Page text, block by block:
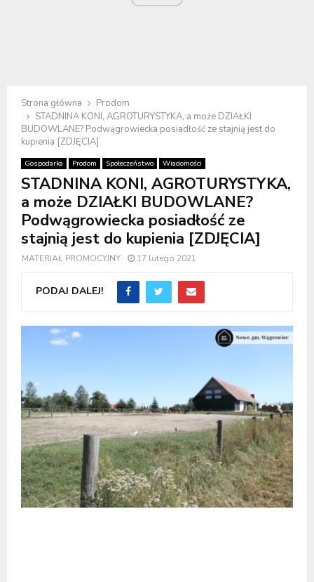
Strona główna
Prodom
STADNINA KONI, AGROTURYSTYKA, a może DZIAŁKI
BUDOWLANE? Podwągrowiecka posiadłość ze stajnią jest do
kupienia [ZDJĘCIA]
Gospodarka Prodom Społeczeństwo Wiadomości
STADNINA KONI, AGROTURYSTYKA,
a może DZIAŁKI BUDOWLANE?
Podwągrowiecka posiadłość ze
stajnią jest do kupienia [ZDJĘCIA]
MATERIAŁ PROMOCYJNY 17 lutego 2021
PODAJ DALEJ!